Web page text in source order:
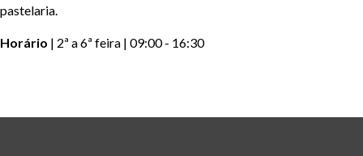
pastelaria.
Horário | 2ª a 6ª feira | 09:00 - 16:30